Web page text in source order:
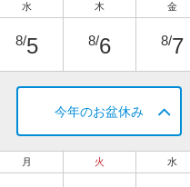
水
8/5
木
8/6
金
8/7
今年のお盆休み
月 火 水